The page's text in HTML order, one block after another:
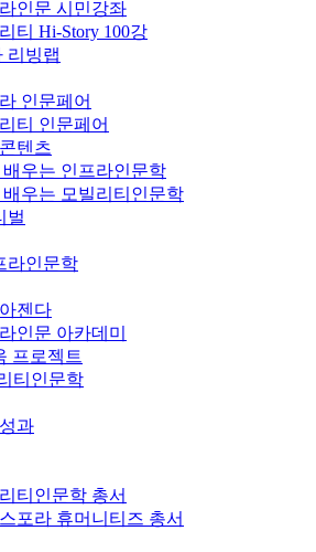
인문 시민강좌
티 Hi-Story 100강
리빙랩
인문페어
티 인문페어
텐츠
배우는 인프라인문학
배우는 모빌리티인문학
벌
라인문학
젠다
인문 아카데미
프로젝트
티인문학
과
티인문학 총서
포라 휴머니티즈 총서